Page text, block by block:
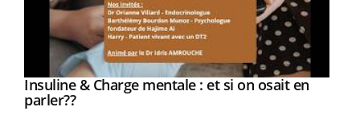
Youtube
Insuline & Charge mentale : et si on osait en
parler??Youtube
Youtube
Eczéma Chronique des Mains : se préparer
pour l’été ! Youtube